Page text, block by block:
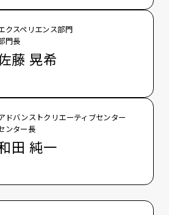
クスペリエンス部門
門長
藤 晃希
ドバンストクリエーティブセンター
ンター長
田 純一